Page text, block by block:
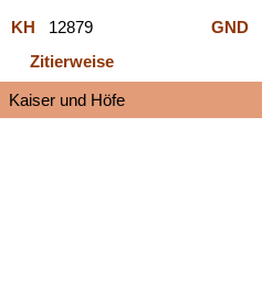
KH 12879 GND
Zitierweise
Kaiser und Höfe